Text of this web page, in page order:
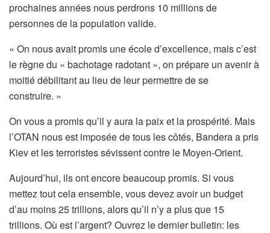
prochaines années nous perdrons 10 millions de
personnes de la population valide.
« On nous avait promis une école d’excellence, mais c’est
le règne du « bachotage radotant », on prépare un avenir à
moitié débilitant au lieu de leur permettre de se
construire. »
On vous a promis qu’il y aura la paix et la prospérité. Mais
l’OTAN nous est imposée de tous les côtés, Bandera a pris
Kiev et les terroristes sévissent contre le Moyen-Orient.
Aujourd’hui, ils ont encore beaucoup promis. Si vous
mettez tout cela ensemble, vous devez avoir un budget
d’au moins 25 trillions, alors qu’il n’y a plus que 15
trillions. Où est l’argent? Ouvrez le dernier bulletin: les